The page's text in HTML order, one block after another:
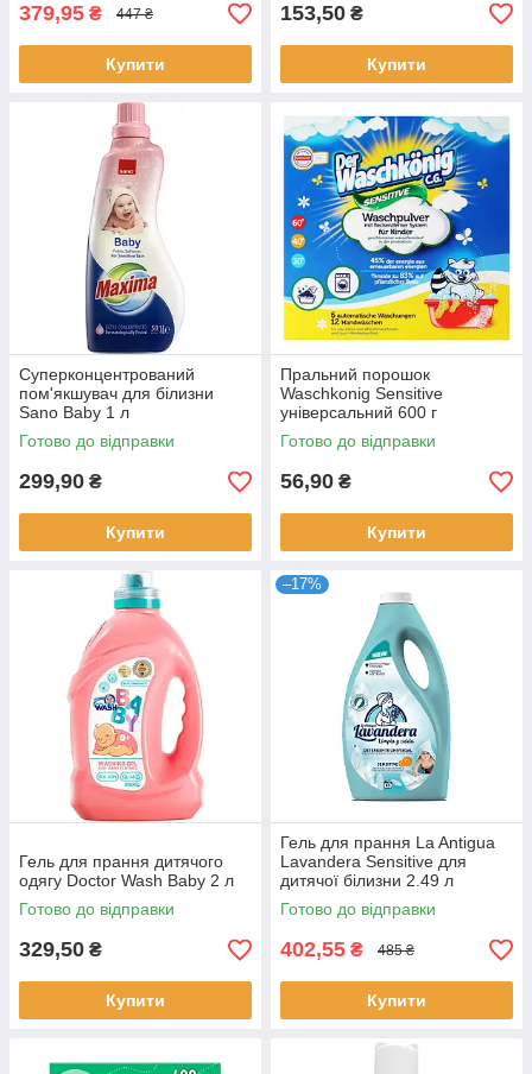
379,95 ₴ 447 ₴
Купити
153,50 ₴
Купити
Суперконцентрований
пом'якшувач для білизни
Sano Baby 1 л
Готово до відправки
299,90 ₴
Купити
Пральний порошок
Waschkonig Sensitive
універсальний 600 г
Готово до відправки
56,90 ₴
Купити
Гель для прання дитячого
одягу Doctor Wash Baby 2 л
Готово до відправки
329,50 ₴
Купити
–17%
Гель для прання La Antigua
Lavandera Sensitive для
дитячої білизни 2.49 л
Готово до відправки
402,55 ₴ 485 ₴
Купити